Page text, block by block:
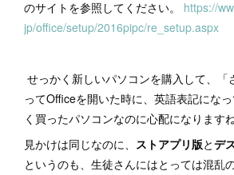
のサイトを参照してください。 https://
jp/office/setup/2016pipc/re_setup.aspx
せっかく新しいパソコンを購入して、「
ってOfficeを開いた時に、英語表記にな
く買ったパソコンなのに心配になります
見かけは同じなのに、 ストアプリ版とデ
というのも、生徒さんにはとっては混乱